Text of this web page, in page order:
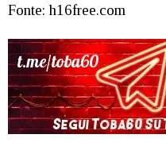
Fonte: h16free.com